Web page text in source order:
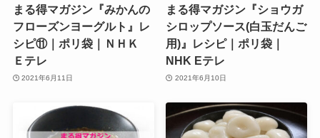
まる得マガジン『みかんの
フローズンヨーグルト』レ
シピ⑪｜ポリ袋｜ＮＨＫ
Ｅテレ
2021年6月11日
まる得マガジン『ショウガ
シロップソース(白玉だんご
用)』レシピ｜ポリ袋｜
NHK Eテレ
2021年6月10日